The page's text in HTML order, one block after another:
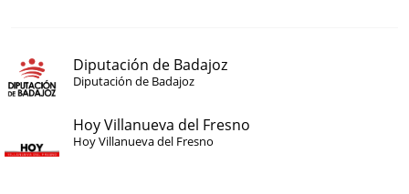
Diputación de Badajoz
Diputación de Badajoz
Hoy Villanueva del Fresno
Hoy Villanueva del Fresno